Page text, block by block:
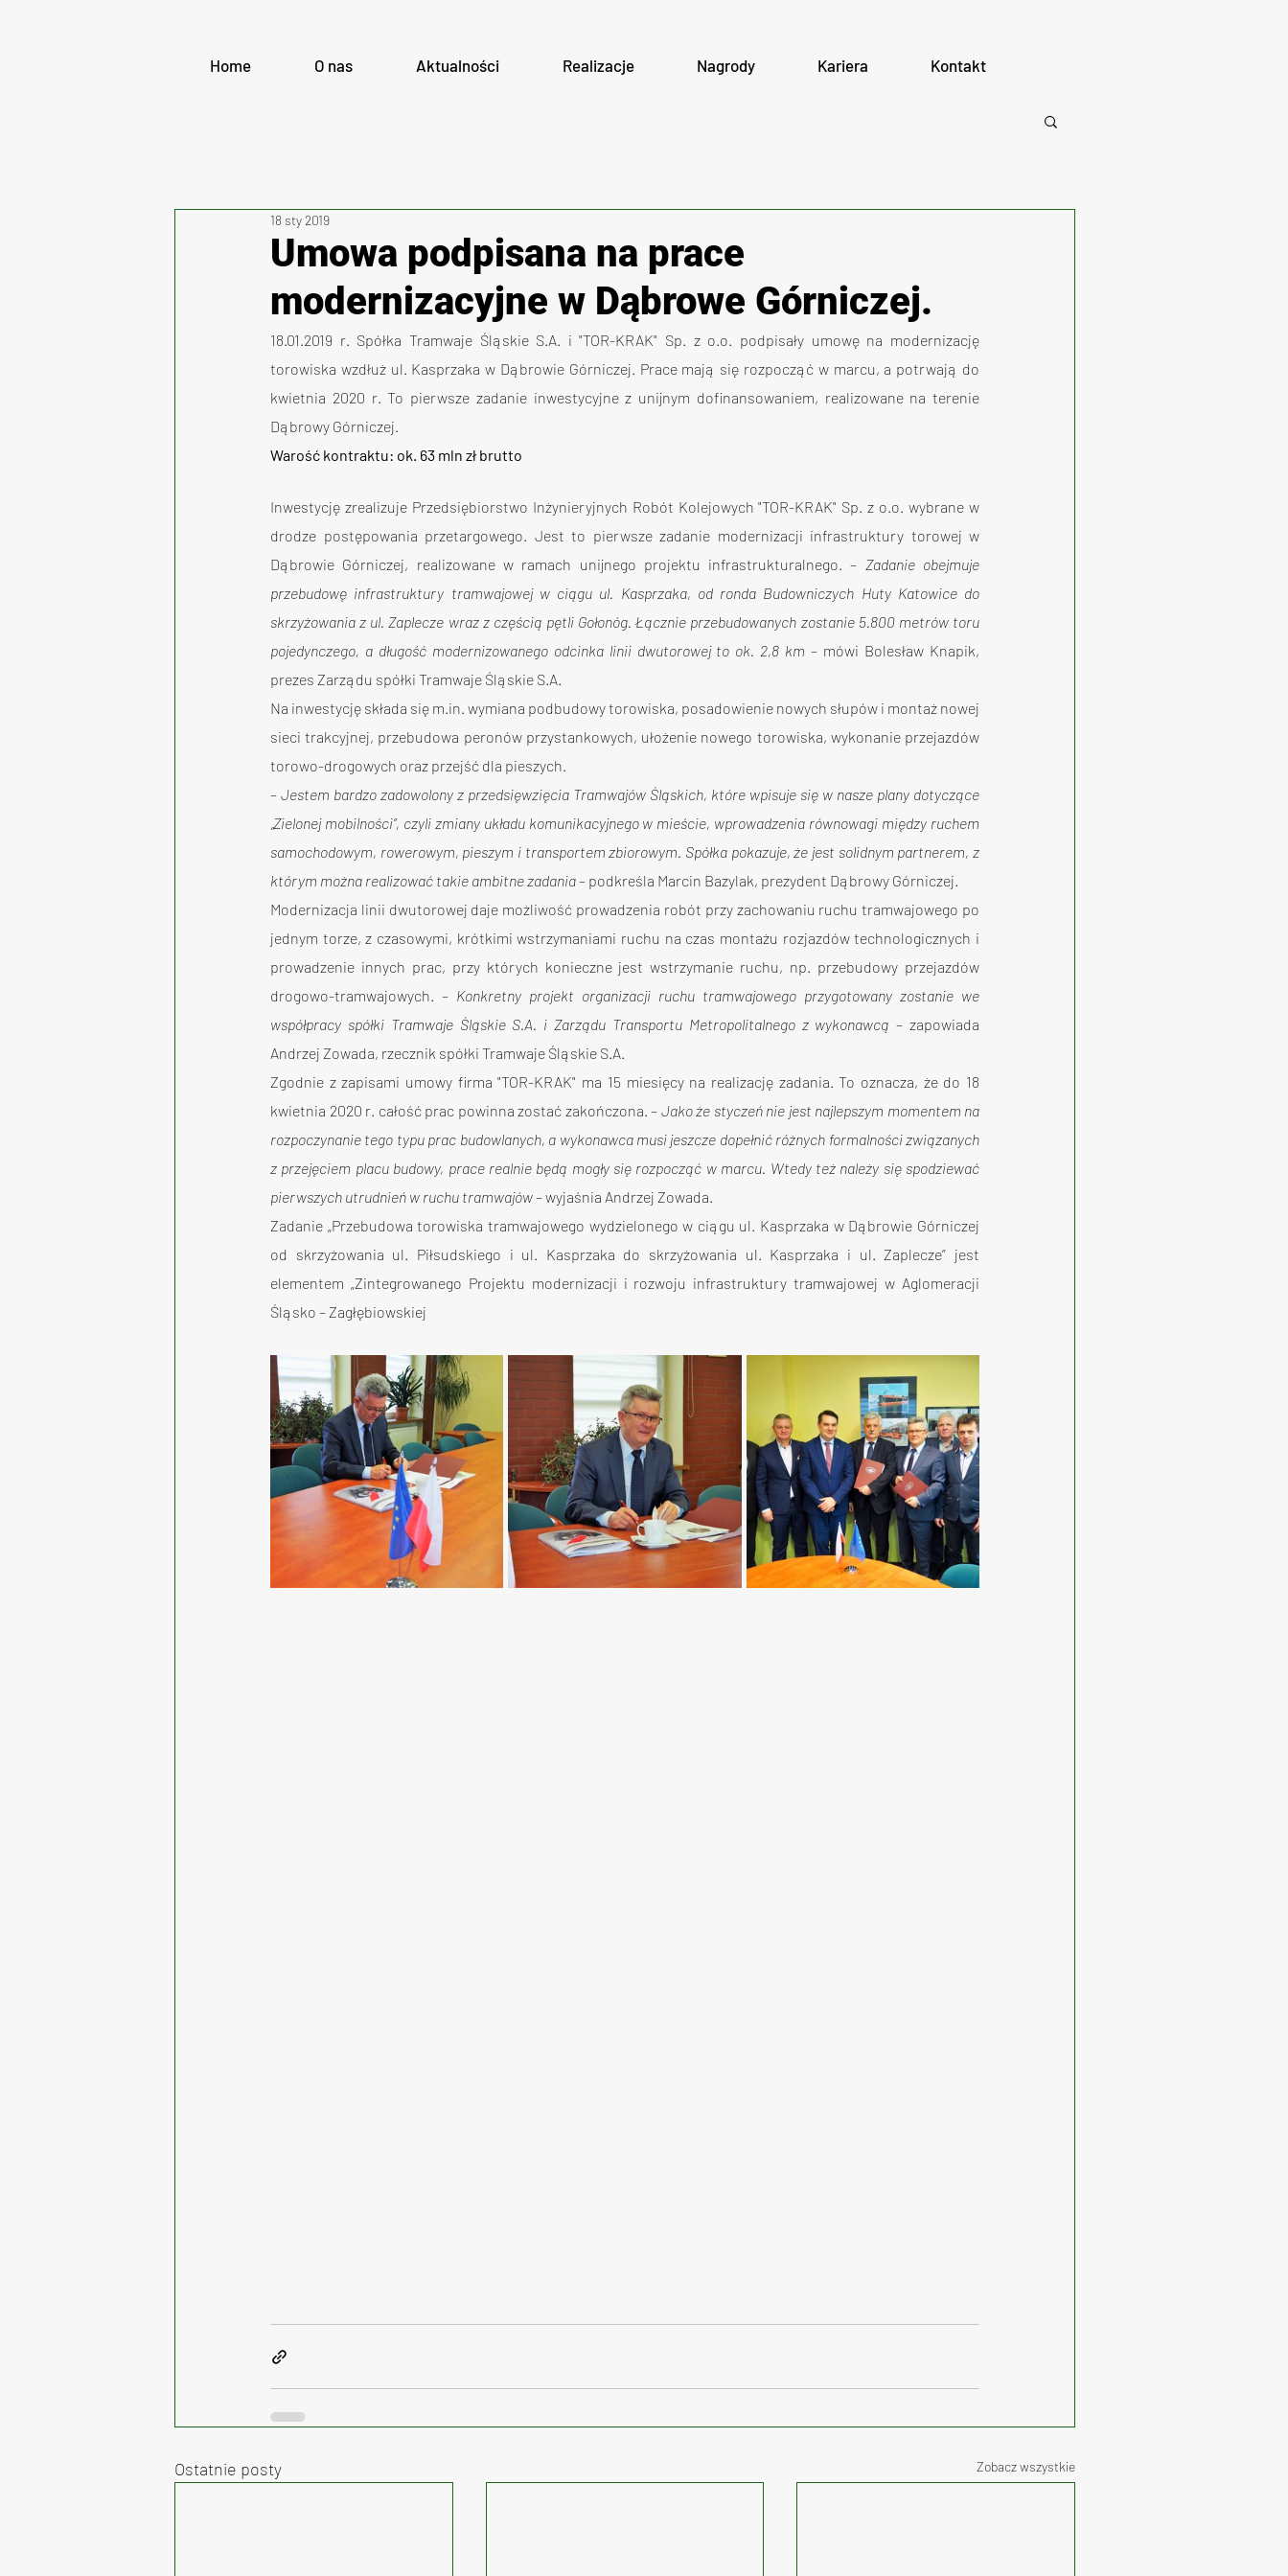
Home O nas Aktualności Realizacje Nagrody Kariera Kontakt
Umowa podpisana na prace
modernizacyjne w Dąbrowe Górniczej.
18 sty 2019
18.01.2019 r. Spółka Tramwaje Śląskie S.A. i "TOR-KRAK" Sp. z o.o. podpisały umowę na modernizację
torowiska wzdłuż ul. Kasprzaka w Dąbrowie Górniczej. Prace mają się rozpocząć w marcu, a potrwają do
kwietnia 2020 r. To pierwsze zadanie inwestycyjne z unijnym dofinansowaniem, realizowane na terenie
Dąbrowy Górniczej.
Warość kontraktu: ok. 63 mln zł brutto
Inwestycję zrealizuje Przedsiębiorstwo Inżynieryjnych Robót Kolejowych "TOR-KRAK" Sp. z o.o. wybrane w
drodze postępowania przetargowego. Jest to pierwsze zadanie modernizacji infrastruktury torowej w
Dąbrowie Górniczej, realizowane w ramach unijnego projektu infrastrukturalnego. – Zadanie obejmuje
przebudowę infrastruktury tramwajowej w ciągu ul. Kasprzaka, od ronda Budowniczych Huty Katowice do
skrzyżowania z ul. Zaplecze wraz z częścią pętli Gołonóg. Łącznie przebudowanych zostanie 5.800 metrów toru
pojedynczego, a długość modernizowanego odcinka linii dwutorowej to ok. 2,8 km – mówi Bolesław Knapik,
prezes Zarządu spółki Tramwaje Śląskie S.A.
Na inwestycję składa się m.in. wymiana podbudowy torowiska, posadowienie nowych słupów i montaż nowej
sieci trakcyjnej, przebudowa peronów przystankowych, ułożenie nowego torowiska, wykonanie przejazdów
torowo-drogowych oraz przejść dla pieszych.
– Jestem bardzo zadowolony z przedsięwzięcia Tramwajów Śląskich, które wpisuje się w nasze plany dotyczące
„Zielonej mobilności”, czyli zmiany układu komunikacyjnego w mieście, wprowadzenia równowagi między ruchem
samochodowym, rowerowym, pieszym i transportem zbiorowym. Spółka pokazuje, że jest solidnym partnerem, z
którym można realizować takie ambitne zadania – podkreśla Marcin Bazylak, prezydent Dąbrowy Górniczej.
Modernizacja linii dwutorowej daje możliwość prowadzenia robót przy zachowaniu ruchu tramwajowego po
jednym torze, z czasowymi, krótkimi wstrzymaniami ruchu na czas montażu rozjazdów technologicznych i
prowadzenie innych prac, przy których konieczne jest wstrzymanie ruchu, np. przebudowy przejazdów
drogowo-tramwajowych. – Konkretny projekt organizacji ruchu tramwajowego przygotowany zostanie we
współpracy spółki Tramwaje Śląskie S.A. i Zarządu Transportu Metropolitalnego z wykonawcą – zapowiada
Andrzej Zowada, rzecznik spółki Tramwaje Śląskie S.A.
Zgodnie z zapisami umowy firma "TOR-KRAK" ma 15 miesięcy na realizację zadania. To oznacza, że do 18
kwietnia 2020 r. całość prac powinna zostać zakończona. – Jako że styczeń nie jest najlepszym momentem na
rozpoczynanie tego typu prac budowlanych, a wykonawca musi jeszcze dopełnić różnych formalności związanych
z przejęciem placu budowy, prace realnie będą mogły się rozpocząć w marcu. Wtedy też należy się spodziewać
pierwszych utrudnień w ruchu tramwajów – wyjaśnia Andrzej Zowada.
Zadanie „Przebudowa torowiska tramwajowego wydzielonego w ciągu ul. Kasprzaka w Dąbrowie Górniczej
od skrzyżowania ul. Piłsudskiego i ul. Kasprzaka do skrzyżowania ul. Kasprzaka i ul. Zaplecze” jest
elementem „Zintegrowanego Projektu modernizacji i rozwoju infrastruktury tramwajowej w Aglomeracji
Śląsko – Zagłębiowskiej
Ostatnie posty Zobacz wszystkie